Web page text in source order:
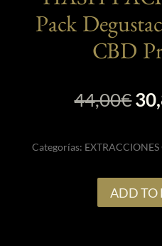
Pack
CBD
44,00€El
Categorías: EXTRACCIONES
ADD TO